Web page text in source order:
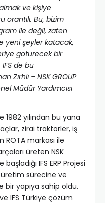
ve kişiye
orantılı. Bu, bizim
ile değil, zaten
yeni şeyler katacak,
götürecek bir
de bu
Zırhlı – NSK GROUP
Müdür Yardımcısı
1982 yılından bu yana
zirai traktörler, iş
ROTA markası ile
üreten NSK
IFS ERP Projesi
sürecine ve
yapıya sahip oldu.
ve IFS Türkiye çözüm